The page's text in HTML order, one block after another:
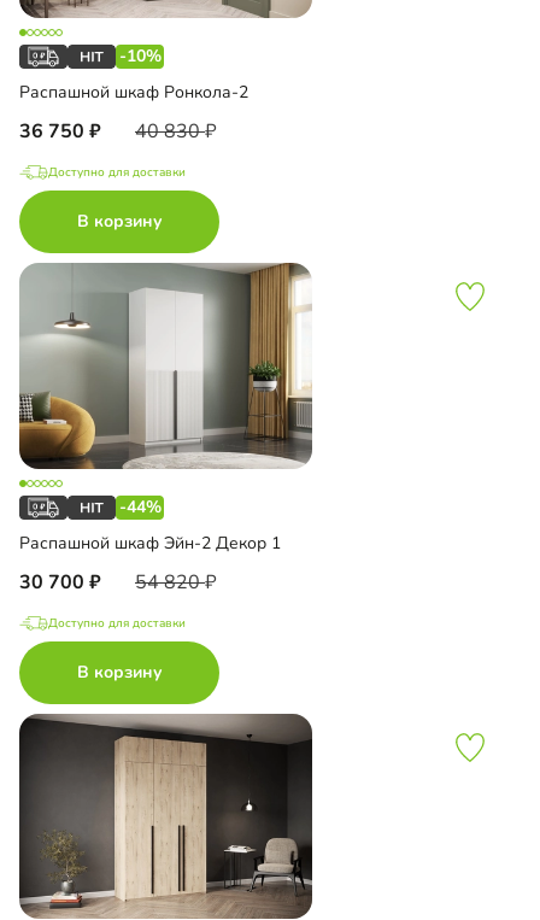
-10%
Распашной шкаф Ронкола-2
36 750 40 830
Доступно для доставки
В корзину
-44%
Распашной шкаф Эйн-2 Декор 1
30 700 54 820
Доступно для доставки
В корзину